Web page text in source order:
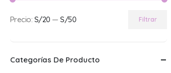
mínimo
máximo
Filtrar
Precio: S/20 —S/50
Categorías De Producto